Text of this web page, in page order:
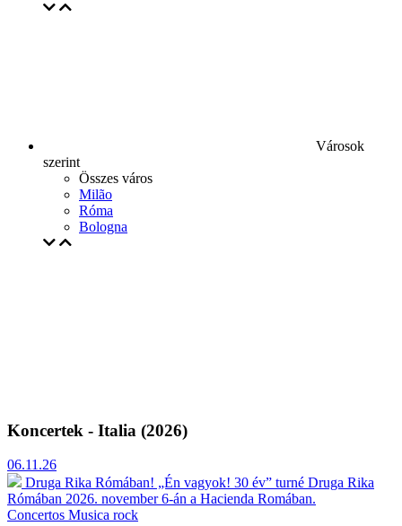
Városok
szerint
Összes város
Milão
Róma
Bologna
Koncertek - Italia (2026)
06.11.26
Druga Rika Rómában! „Én vagyok! 30 év” turné Druga Rika
Rómában 2026. november 6-án a Hacienda Romában.
Concertos Musica rock